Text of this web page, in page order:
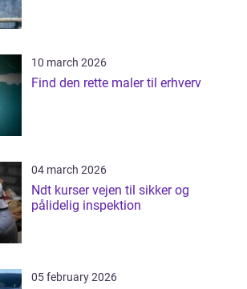
10 march 2026
Find den rette maler til erhverv
04 march 2026
Ndt kurser vejen til sikker og
pålidelig inspektion
05 february 2026